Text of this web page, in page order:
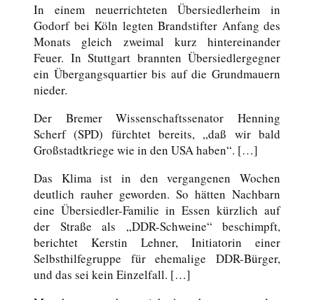
In einem neuerrichteten Übersiedlerheim in
Godorf bei Köln legten Brandstifter Anfang des
Monats gleich zweimal kurz hintereinander
Feuer. In Stuttgart brannten Übersiedlergegner
ein Übergangsquartier bis auf die Grundmauern
nieder.
Der Bremer Wissenschaftssenator Henning
Scherf (SPD) fürchtet bereits, „daß wir bald
Großstadtkriege wie in den USA haben“. […]
Das Klima ist in den vergangenen Wochen
deutlich rauher geworden. So hätten Nachbarn
eine Übersiedler-Familie in Essen kürzlich auf
der Straße als „DDR-Schweine“ beschimpft,
berichtet Kerstin Lehner, Initiatorin einer
Selbsthilfegruppe für ehemalige DDR-Bürger,
und das sei kein Einzelfall. […]